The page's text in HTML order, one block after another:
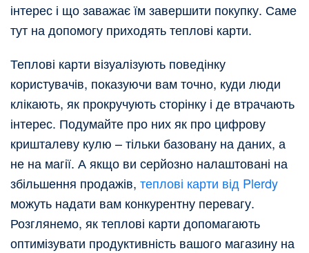
інтерес і що заважає їм завершити покупку. Саме
тут на допомогу приходять теплові карти.
Теплові карти візуалізують поведінку
користувачів, показуючи вам точно, куди люди
клікають, як прокручують сторінку і де втрачають
інтерес. Подумайте про них як про цифрову
кришталеву кулю – тільки базовану на даних, а
не на магії. А якщо ви серйозно налаштовані на
збільшення продажів, теплові карти від Plerdy
можуть надати вам конкурентну перевагу.
Розглянемо, як теплові карти допомагають
оптимізувати продуктивність вашого магазину на